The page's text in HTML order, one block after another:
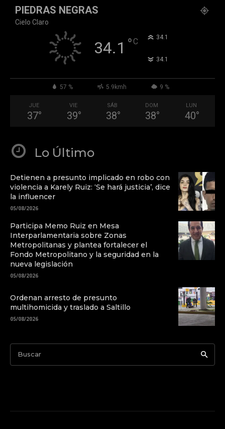
PIEDRAS NEGRAS
Cielo Claro
34.1 °C 34.1
34.1
57 % 5.9kmh 9 %
JUE
37°
VIE
39°
SÁB
38°
DOM
38°
LUN
40°
Lo Último
Detienen a presunto implicado en robo con
violencia a Karely Ruiz: ‘Se hará justicia’, dice
la influencer
05/08/2026
Participa Memo Ruiz en Mesa
Interparlamentaria sobre Zonas
Metropolitanas y plantea fortalecer el
Fondo Metropolitano y la seguridad en la
nueva legislación
05/08/2026
Ordenan arresto de presunto
multihomicida y traslado a Saltillo
05/08/2026
Buscar